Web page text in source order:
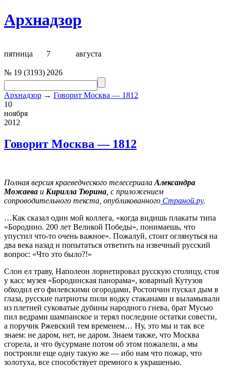
Архнадзор
пятница 7 августа
№ 19 (3193) 2026
Архнадзор → Говорит Москва — 1812
10
ноября
2012
Говорит Москва — 1812
Полная версия краеведческого телесериала Александра
Можаева и Кирилла Тюрина , с приложением
сопроводительного текста, опубликованного Страной.ру.
…Как сказал один мой коллега, «когда видишь плакаты типа
«Бородино. 200 лет Великой Победы», понимаешь, что
упустил что-то очень важное». Пожалуй, стоит оглянуться на
два века назад и попытаться ответить на извечный русский
вопрос: «Что это было?!»
Слон ел траву, Наполеон лорнетировал русскую столицу, стоя
у касс музея «Бородинская панорама», коварный Кутузов
обходил его филевскими огородами, Ростопчин пускал дым в
глаза, русские патриоты пили водку стаканами и выламывали
из плетней суковатые дубины народного гнева, брат Мусью
пил ведрами шампанское и терял последние остатки совести,
а поручик Ржевский тем временем… Ну, это мы и так все
знаем: не даром, нет, не даром. Знаем также, что Москва
сгорела, и что бусурмане потом об этом пожалели, а мы
построили еще одну такую же — ибо нам что пожар, что
золотуха, все способствует премного к украшенью.